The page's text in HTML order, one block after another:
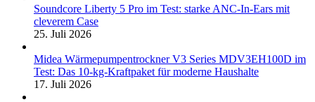
Soundcore Liberty 5 Pro im Test: starke ANC-In-Ears mit
cleverem Case
25. Juli 2026
Midea Wärmepumpentrockner V3 Series MDV3EH100D im
Test: Das 10-kg-Kraftpaket für moderne Haushalte
17. Juli 2026